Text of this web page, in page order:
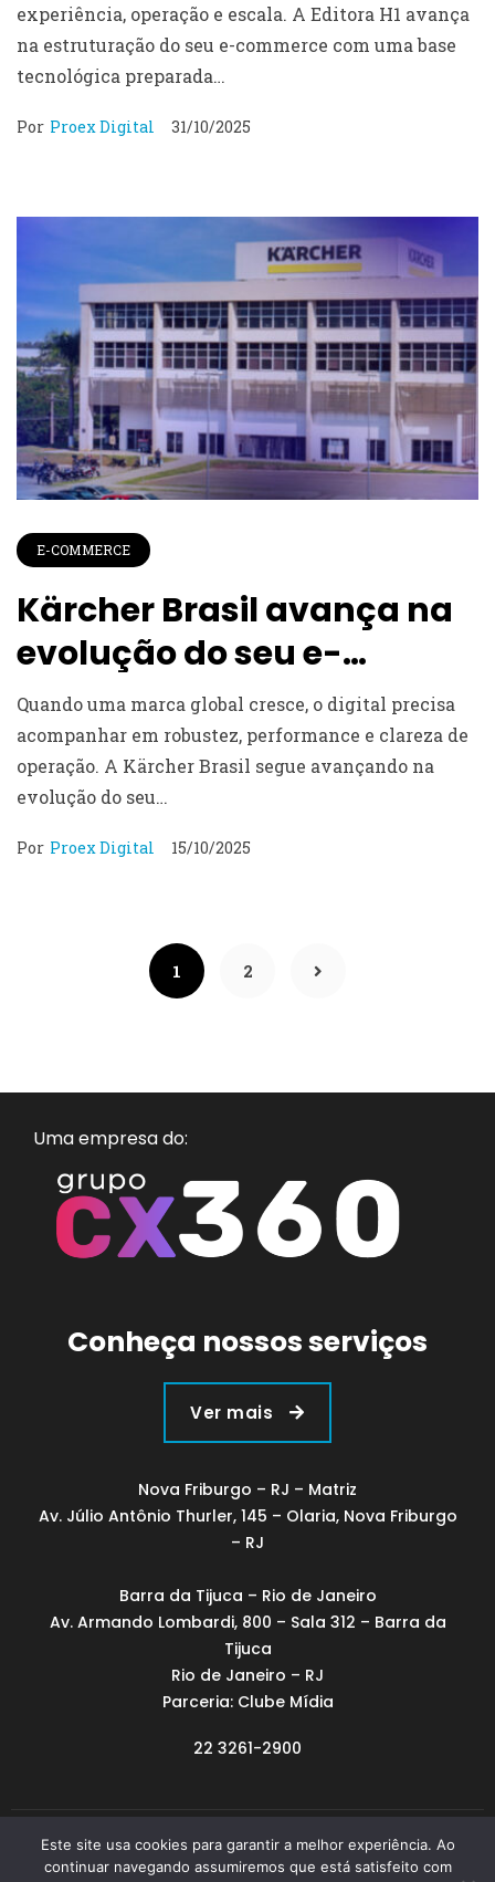
experiência, operação e escala. A Editora H1 avança
na estruturação do seu e-commerce com uma base
tecnológica preparada…
Por Proex Digital 31/10/2025
E-COMMERCE
Kärcher Brasil avança na
evolução do seu e-
commerce
Quando uma marca global cresce, o digital precisa
acompanhar em robustez, performance e clareza de
operação. A Kärcher Brasil segue avançando na
evolução do seu…
Por Proex Digital 15/10/2025
1 2
Uma empresa do:
Conheça nossos serviços
Ver mais
Nova Friburgo – RJ – Matriz
Av. Júlio Antônio Thurler, 145 – Olaria, Nova Friburgo
– RJ
Barra da Tijuca – Rio de Janeiro
Av. Armando Lombardi, 800 – Sala 312 – Barra da
Tijuca
Rio de Janeiro – RJ
Parceria: Clube Mídia
22 3261-2900
Feito em Nova Friburgo
Este site usa cookies para garantir a melhor experiência. Ao
continuar navegando assumiremos que está satisfeito com